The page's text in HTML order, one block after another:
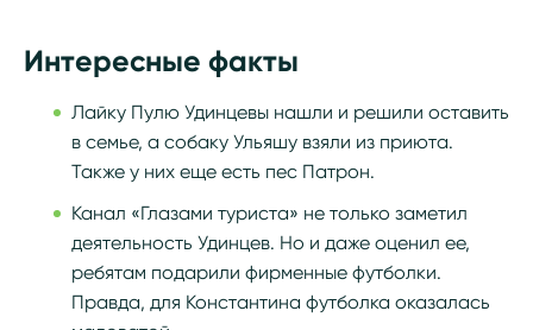
Интересные факты
Лайку Пулю Удинцевы нашли и решили оставить
в семье, а собаку Ульяшу взяли из приюта.
Также у них еще есть пес Патрон.
Канал «Глазами туриста» не только заметил
деятельность Удинцев. Но и даже оценил ее,
ребятам подарили фирменные футболки.
Правда, для Константина футболка оказалась